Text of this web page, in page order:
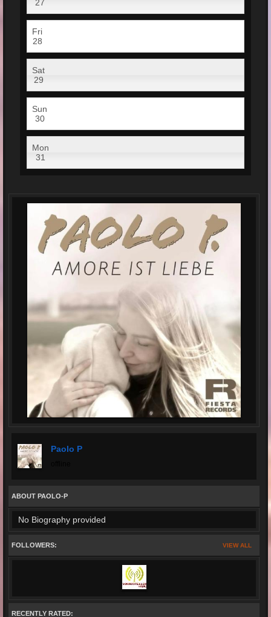
27
Fri
28
Sat
29
Sun
30
Mon
31
Paolo P
ABOUT PAOLO-P
No Biography provided
VIEW ALL
FOLLOWERS:
RECENTLY RATED: